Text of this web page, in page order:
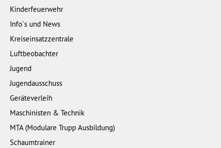
Kinderfeuerwehr
Info´s und News
Kreiseinsatzzentrale
Luftbeobachter
Jugend
Jugendausschuss
Geräteverleih
Maschinisten & Technik
MTA (Modulare Trupp Ausbildung)
Schaumtrainer